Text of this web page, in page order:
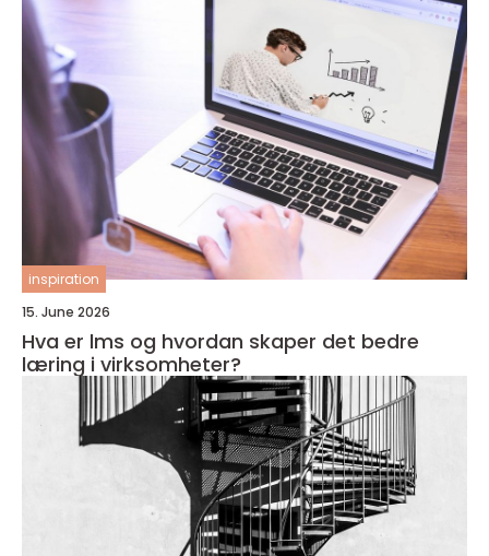
inspiration
15. June 2026
Hva er lms og hvordan skaper det bedre
læring i virksomheter?